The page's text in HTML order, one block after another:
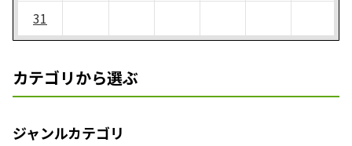
31
カテゴリから選ぶ
ジャンルカテゴリ